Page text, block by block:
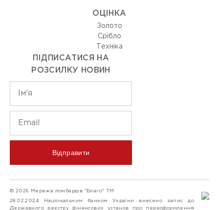
ОЦIНКА
Золото
Срiбло
Технiка
ПІДПИСАТИСЯ НА
РОЗСИЛКУ НОВИН
Відправити
© 2026 Мережа ломбардів "Благо" ТМ
28.02.2024 Національним банком України внесено запис до
Державного реєстру фінансових установ про переоформлення